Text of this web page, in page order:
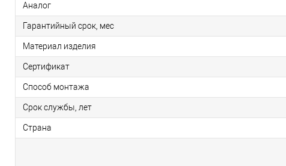
Аналог
Гарантийный срок, мес
Материал изделия
Сертификат
Способ монтажа
Срок службы, лет
Страна